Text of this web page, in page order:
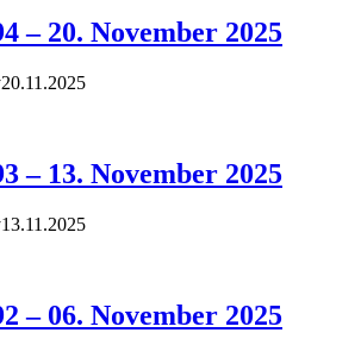
– 20. November 2025
20.11.2025
– 13. November 2025
13.11.2025
– 06. November 2025